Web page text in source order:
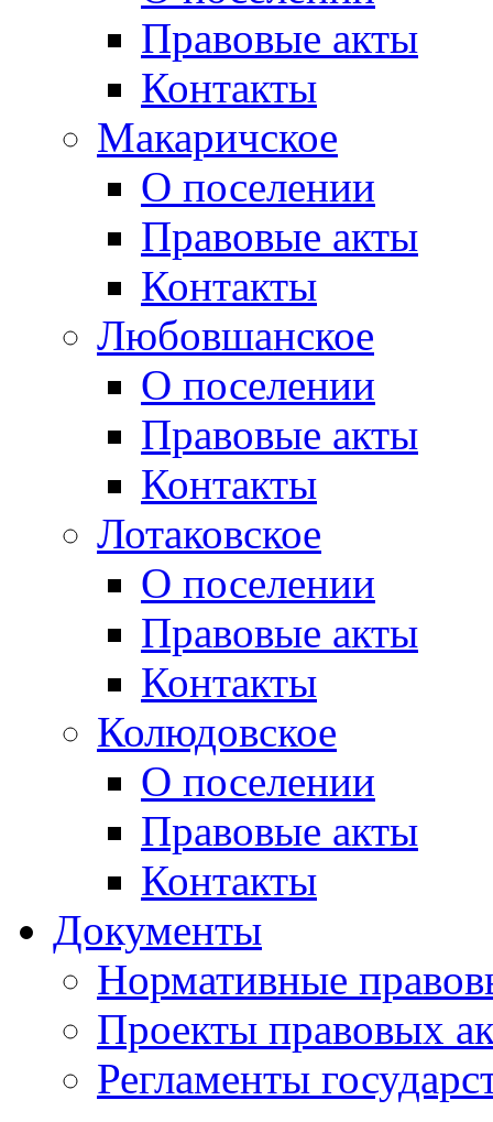
Правовые акты
Контакты
Макаричское
О поселении
Правовые акты
Контакты
Любовшанское
О поселении
Правовые акты
Контакты
Лотаковское
О поселении
Правовые акты
Контакты
Колюдовское
О поселении
Правовые акты
Контакты
Документы
Нормативные
Проекты правовых
Регламенты